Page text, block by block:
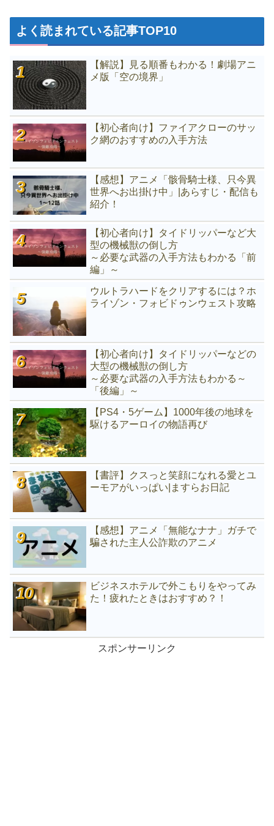
よく読まれている記事TOP10
【解説】見る順番もわかる！劇場アニ
メ版「空の境界」
【初心者向け】ファイアクローのサッ
ク網のおすすめの入手方法
【感想】アニメ「骸骨騎士様、只今異
世界へお出掛け中」|あらすじ・配信も
紹介！
【初心者向け】タイドリッパーなど大
型の機械獣の倒し方
～必要な武器の入手方法もわかる「前
編」～
ウルトラハードをクリアするには？ホ
ライゾン・フォビドゥンウェスト攻略
【初心者向け】タイドリッパーなどの
大型の機械獣の倒し方
～必要な武器の入手方法もわかる～
「後編」～
【PS4・5ゲーム】1000年後の地球を
駆けるアーロイの物語再び
【書評】クスっと笑顔になれる愛とユ
ーモアがいっぱい|ますらお日記
【感想】アニメ「無能なナナ」ガチで
騙された主人公詐欺のアニメ
ビジネスホテルで外こもりをやってみ
た！疲れたときはおすすめ？！
スポンサーリンク